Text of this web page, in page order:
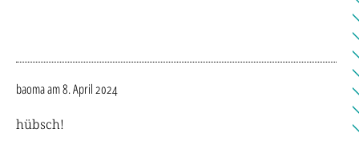
baomaam 8. April 2024
hübsch!